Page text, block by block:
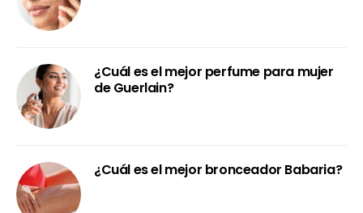
¿Cuál es el mejor perfume para mujer
de Guerlain?
¿Cuál es el mejor bronceador Babaria?